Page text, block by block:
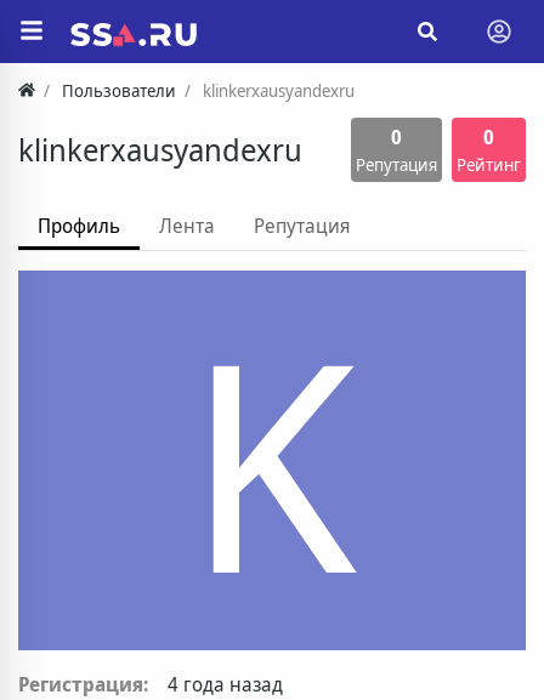
Пользователи klinkerxausyandexru
klinkerxausyandexru 0
Репутация
0
Рейтинг
Профиль Лента Репутация
K
Регистрация:
4 года назад